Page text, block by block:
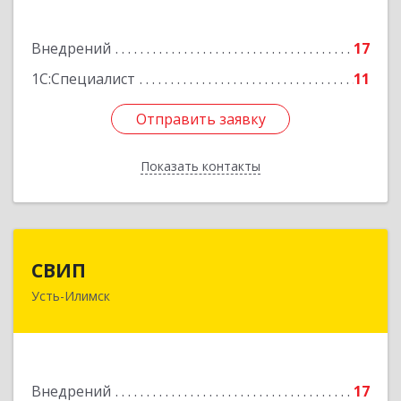
Внедрений
17
1С:Специалист
11
Отправить заявку
Показать контакты
Отправить заявку
Назад
СВИП
Усть-Илимск
Внедрений 17
666685, Иркутская обл, Усть-Илимск г,